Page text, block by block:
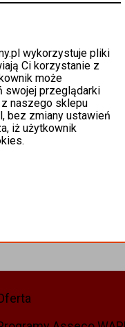
wykorzystuje pliki
Ci korzystanie z
może
swojej przeglądarki
naszego sklepu
bez zmiany ustawień
iż użytkownik